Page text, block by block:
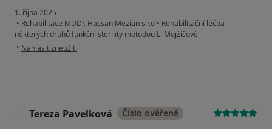
1. října 2025
• Rehabilitace MUDr. Hassan Mezian s.r.o • Rehabilitační léčba
některých druhů funkční sterility metodou L. Mojžíšové
• podle názoru uživatele Markéta V.
Nahlásit zneužití
Tereza Pavelková Číslo ověřené